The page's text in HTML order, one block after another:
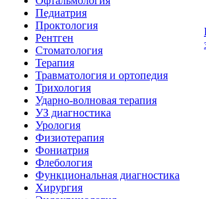
Педиатрия
Проктология
Рентген
Стоматология
Терапия
Травматология и ортопедия
Трихология
Ударно-волновая терапия
УЗ диагностика
Урология
Физиотерапия
Фониатрия
Флебология
Функциональная диагностика
Хирургия